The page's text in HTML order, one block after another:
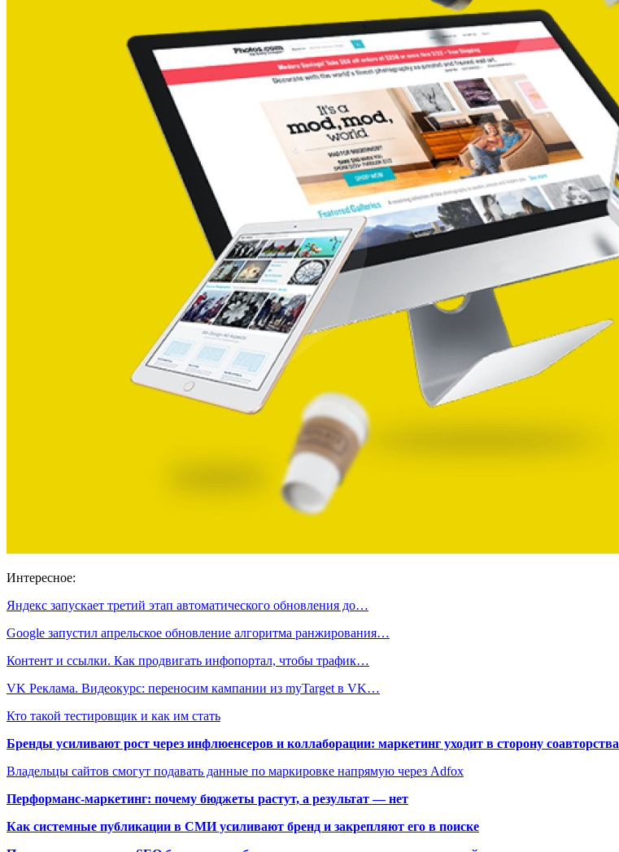
Интересное:
Яндекс запускает третий этап автоматического обновления до…
Google запустил апрельское обновление алгоритма ранжирования…
Контент и ссылки. Как продвигать инфопортал, чтобы трафик…
VK Реклама. Видеокурс: переносим кампании из myTarget в VK…
Кто такой тестировщик и как им стать
Бренды усиливают рост через инфлюенсеров и коллаборации: маркетинг уходит в сторону соавторства
Владельцы сайтов смогут подавать данные по маркировке напрямую через Adfox
Перформанс-маркетинг: почему бюджеты растут, а результат — нет
Как системные публикации в СМИ усиливают бренд и закрепляют его в поиске